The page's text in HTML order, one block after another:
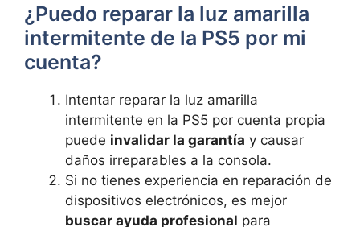
¿Puedo reparar la luz amarilla
intermitente de la PS5 por‍ mi
cuenta?
Intentar reparar la luz amarilla
intermitente en⁤ la PS5 por cuenta​ propia
puede ⁤ invalidar la ‌garantía y causar​
daños irreparables‌ a la ‌consola.
Si no tienes experiencia en reparación de
dispositivos electrónicos, es mejor​
buscar ayuda profesional ⁢ para